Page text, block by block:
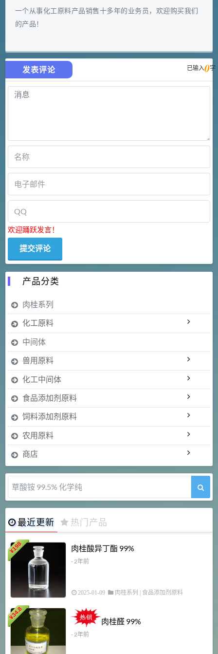
一个从事化工原料产品销售十多年的业务员，欢迎购买我们
的产品！
发表评论 已输入0字
欢迎踊跃发言！
产品分类
肉桂系列
化工原料
中间体
兽用原料
化工中间体
食品添加剂原料
饲料添加剂原料
农用原料
商店
草酸铵 99.5% 化学纯
最近更新 热门产品
¥
198 肉桂酸异丁酯 99%
- 2年前
2025-01-09 肉桂系列 | 食品添加剂原料
¥
34.8
肉桂醛 99%
- 2年前